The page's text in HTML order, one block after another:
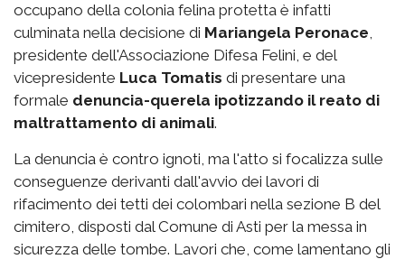
occupano della colonia felina protetta è infatti
culminata nella decisione di Mariangela Peronace,
presidente dell'Associazione Difesa Felini, e del
vicepresidente Luca Tomatis di presentare una
formale denuncia-querela ipotizzando il reato di
maltrattamento di animali.
La denuncia è contro ignoti, ma l'atto si focalizza sulle
conseguenze derivanti dall'avvio dei lavori di
rifacimento dei tetti dei colombari nella sezione B del
cimitero, disposti dal Comune di Asti per la messa in
sicurezza delle tombe. Lavori che, come lamentano gli